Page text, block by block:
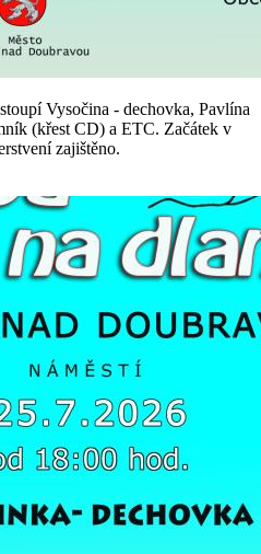
Vysočina - dechovka, Pavlína
(křest CD) a ETC. Začátek v
zajištěno.